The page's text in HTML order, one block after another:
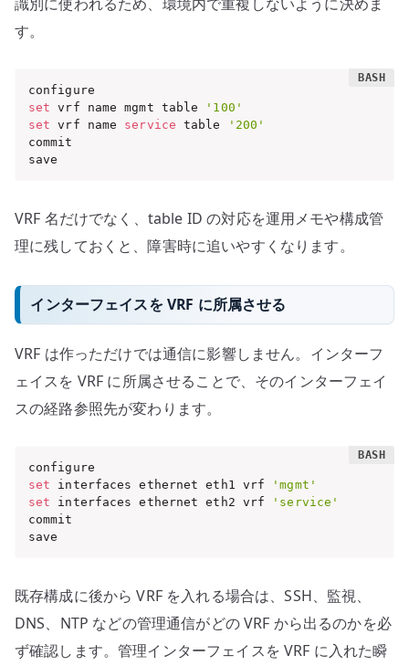
す。
set vrf name mgmt table
'100'
set vrf name service table
'200'
commit
save
VRF 名だけでなく、table ID の対応を運用メモや構成管
理に残しておくと、障害時に追いやすくなります。
インターフェイスを VRF に所属させる
VRF は作っただけでは通信に影響しません。インターフ
ェイスを VRF に所属させることで、そのインターフェイ
スの経路参照先が変わります。
set interfaces ethernet eth1 vrf
'mgmt'
set interfaces ethernet eth2 vrf
'service'
commit
save
既存構成に後から VRF を入れる場合は、SSH、監視、
DNS、NTP などの管理通信がどの VRF から出るのかを必
ず確認します。管理インターフェイスを VRF に入れた瞬